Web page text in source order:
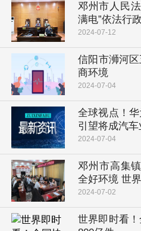
邓州市人民
满电”依法行政
2024-07-12
信阳市浉河
商环境
2024-07-04
全球视点！
引望将成汽
2024-07-04
邓州市高集
全好环境 世
2024-07-02
世界即时看